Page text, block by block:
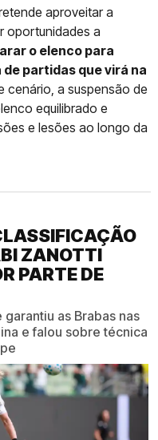
aproveitar a
oportunidades a
o elenco para
partidas que virá na
cenário, a suspensão de
equilibrado e
e lesões ao longo da
ZANOTTI
PARTE DE
as Brabas nas
e falou sobre técnica